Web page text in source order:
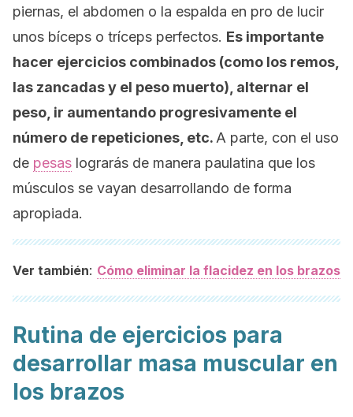
piernas, el abdomen o la espalda en pro de lucir
unos bíceps o tríceps perfectos. Es importante
hacer ejercicios combinados (como los remos,
las zancadas y el peso muerto), alternar el
peso, ir aumentando progresivamente el
número de repeticiones, etc. A parte, con el uso
de pesas lograrás de manera paulatina que los
músculos se vayan desarrollando de forma
apropiada.
Ver también: Cómo eliminar la flacidez en los brazos
Rutina de ejercicios para
desarrollar masa muscular en
los brazos